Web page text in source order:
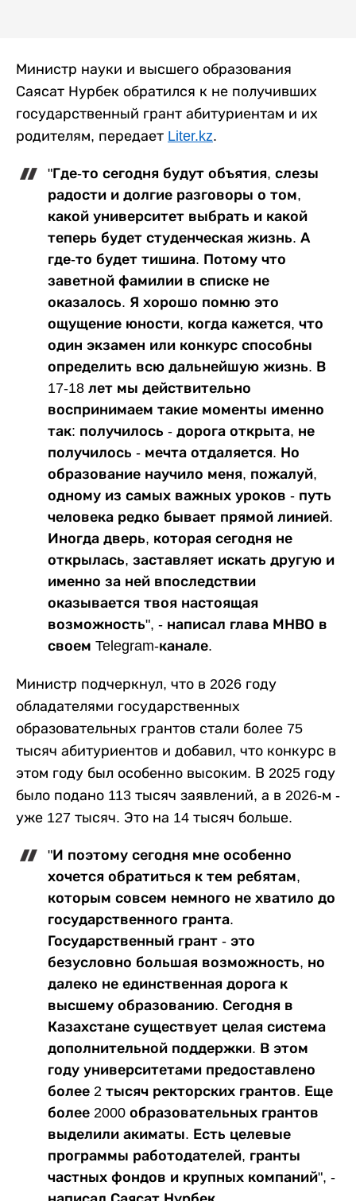
Министр науки и высшего образования
Саясат Нурбек обратился к не получивших
государственный грант абитуриентам и их
родителям, передает Liter.kz.
"Где-то сегодня будут объятия, слезы
радости и долгие разговоры о том,
какой университет выбрать и какой
теперь будет студенческая жизнь. А
где-то будет тишина. Потому что
заветной фамилии в списке не
оказалось. Я хорошо помню это
ощущение юности, когда кажется, что
один экзамен или конкурс способны
определить всю дальнейшую жизнь. В
17-18 лет мы действительно
воспринимаем такие моменты именно
так: получилось - дорога открыта, не
получилось - мечта отдаляется. Но
образование научило меня, пожалуй,
одному из самых важных уроков - путь
человека редко бывает прямой линией.
Иногда дверь, которая сегодня не
открылась, заставляет искать другую и
именно за ней впоследствии
оказывается твоя настоящая
возможность", - написал глава МНВО в
своем Telegram-канале.
Министр подчеркнул, что в 2026 году
обладателями государственных
образовательных грантов стали более 75
тысяч абитуриентов и добавил, что конкурс в
этом году был особенно высоким. В 2025 году
было подано 113 тысяч заявлений, а в 2026-м -
уже 127 тысяч. Это на 14 тысяч больше.
"И поэтому сегодня мне особенно
хочется обратиться к тем ребятам,
которым совсем немного не хватило до
государственного гранта.
Государственный грант - это
безусловно большая возможность, но
далеко не единственная дорога к
высшему образованию. Сегодня в
Казахстане существует целая система
дополнительной поддержки. В этом
году университетами предоставлено
более 2 тысяч ректорских грантов. Еще
более 2000 образовательных грантов
выделили акиматы. Есть целевые
программы работодателей, гранты
частных фондов и крупных компаний", -